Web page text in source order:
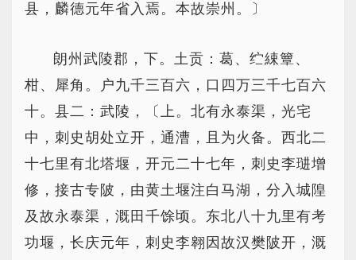
县，麟德元年省入焉。本故崇州。〕
朗州武陵郡，下。土贡：葛、纻綀簟、
柑、犀角。户九千三百六，口四万三千七百六
十。县二：武陵，〔上。北有永泰渠，光宅
中，刺史胡处立开，通漕，且为火备。西北二
十七里有北塔堰，开元二十七年，刺史李琎增
修，接古专陂，由黄土堰注白马湖，分入城隍
及故永泰渠，溉田千馀顷。东北八十九里有考
功堰，长庆元年，刺史李翱因故汉樊陂开，溉